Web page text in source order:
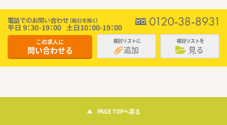
この求人に
問い合わせる
検討リストに
追加
検討リストを
見る
PAGE TOPへ戻る